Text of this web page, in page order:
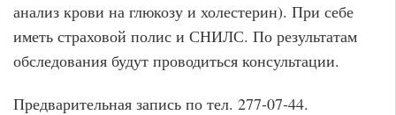
анализ крови на глюкозу и холестерин). При себе
иметь страховой полис и СНИЛС. По результатам
обследования будут проводиться консультации.
Предварительная запись по тел. 277-07-44.